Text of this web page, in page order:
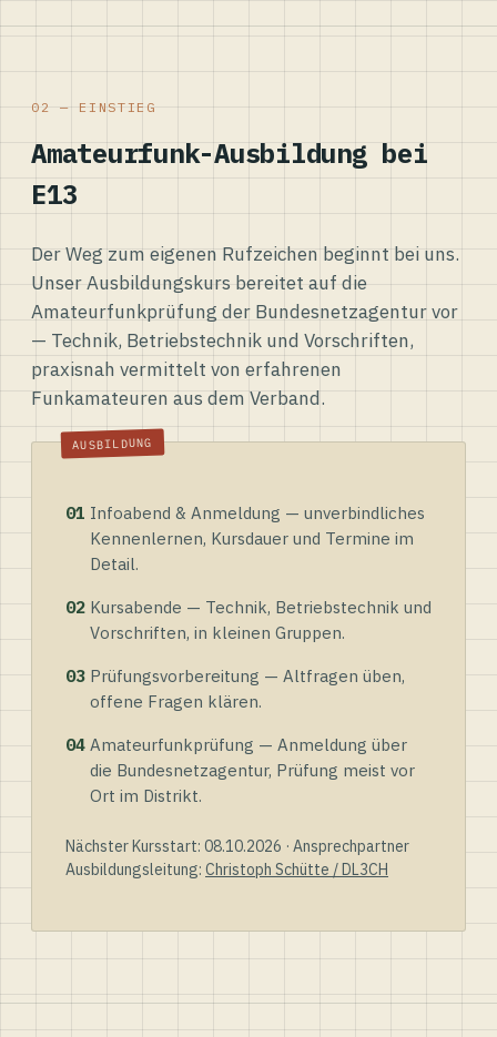
02 — EINSTIEG
Amateurfunk-Ausbildung bei
E13
Der Weg zum eigenen Rufzeichen beginnt bei uns.
Unser Ausbildungskurs bereitet auf die
Amateurfunkprüfung der Bundesnetzagentur vor
— Technik, Betriebstechnik und Vorschriften,
praxisnah vermittelt von erfahrenen
Funkamateuren aus dem Verband.
01 Infoabend & Anmeldung — unverbindliches
Kennenlernen, Kursdauer und Termine im
Detail.
02 Kursabende — Technik, Betriebstechnik und
Vorschriften, in kleinen Gruppen.
03 Prüfungsvorbereitung — Altfragen üben,
offene Fragen klären.
04 Amateurfunkprüfung — Anmeldung über
die Bundesnetzagentur, Prüfung meist vor
Ort im Distrikt.
Nächster Kursstart: 08.10.2026 · Ansprechpartner
Ausbildungsleitung: Christoph Schütte / DL3CH